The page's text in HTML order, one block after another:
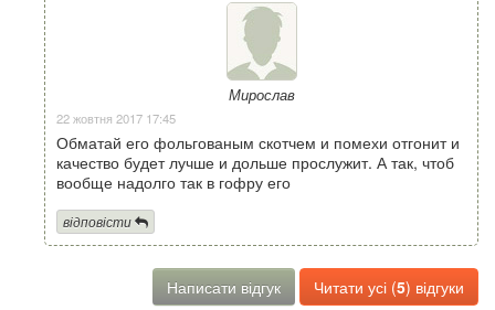
Мирослав
22 жовтня 2017 17:45
Обматай его фольгованым скотчем и помехи отгонит и
качество будет лучше и дольше прослужит. А так, чтоб
вообще надолго так в гофру его
відповісти
Написати відгук Читати усі (5) відгуки